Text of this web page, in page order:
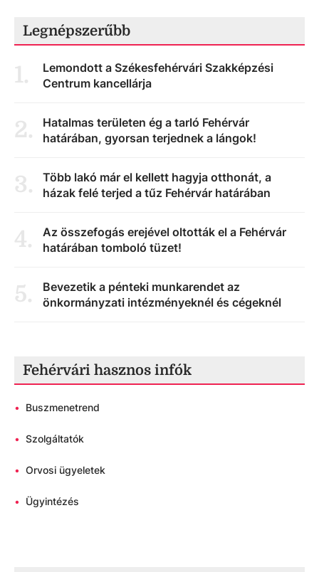
Legnépszerűbb
1.
Lemondott a Székesfehérvári Szakképzési
Centrum kancellárja
2.
Hatalmas területen ég a tarló Fehérvár
határában, gyorsan terjednek a lángok!
3.
Több lakó már el kellett hagyja otthonát, a
házak felé terjed a tűz Fehérvár határában
4.
Az összefogás erejével oltották el a Fehérvár
határában tomboló tüzet!
5.
Bevezetik a pénteki munkarendet az
önkormányzati intézményeknél és cégeknél
Fehérvári hasznos infók
• Buszmenetrend
• Szolgáltatók
• Orvosi ügyeletek
• Ügyintézés